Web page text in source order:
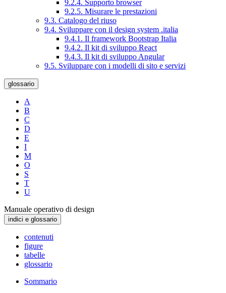
9.2.4. Supporto browser
9.2.5. Misurare le prestazioni
9.3. Catalogo del riuso
9.4. Sviluppare con il design system .italia
9.4.1. Il framework Bootstrap Italia
9.4.2. Il kit di sviluppo React
9.4.3. Il kit di sviluppo Angular
9.5. Sviluppare con i modelli di sito e servizi
glossario
A
B
C
D
E
I
M
O
S
T
U
Manuale operativo di design
indici e glossario
contenuti
figure
tabelle
glossario
Sommario